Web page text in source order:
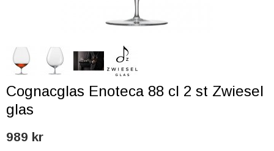
Cognacglas Enoteca 88 cl 2 st Zwiesel
glas
989 kr